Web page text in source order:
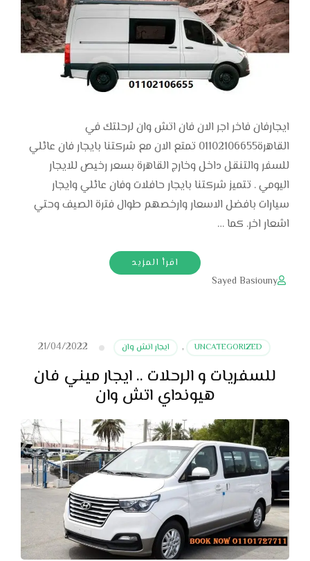
ايجارفان فاخر اجر الان فان اتش وان لرحلتك في
القاهرة01102106655 تمتع الان مع شركتنا بايجار فان عائلي
للسفر والتنقل داخل وخارج القاهرة بسعر رخيص للايجار
اليومي . تتميز شركتنا بايجار حافلات وفان عائلي وايجار
سيارات بافضل الاسعار وارخصهم طوال فترة الصيف وحتي
اشعار اخر. كما …
اقرأ المزيد
Sayed Basiouny
UNCATEGORIZED
, ايجار اتش وان 21/04/2022
للسفريات و الرحلات .. ايجار ميني فان
هيونداي اتش وان